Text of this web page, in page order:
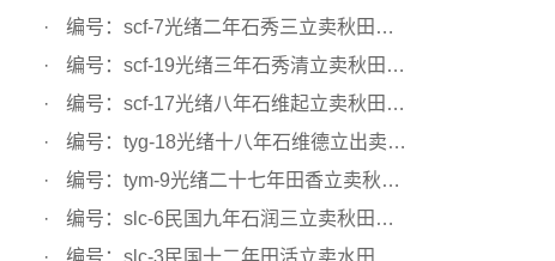
编号：scf-7光绪二年石秀三立卖秋田文契
编号：scf-19光绪三年石秀清立卖秋田文契
编号：scf-17光绪八年石维起立卖秋田文契
编号：tyg-18光绪十八年石维德立出卖秋田文契
编号：tym-9光绪二十七年田香立卖秋田文约
编号：slc-6民国九年石润三立卖秋田文契
编号：slc-3民国十二年田活立卖水田文契